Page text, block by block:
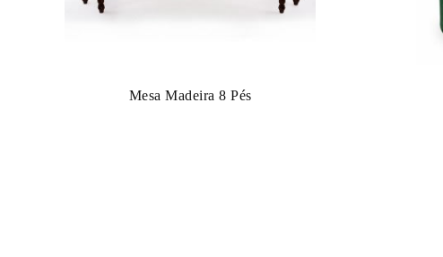
Mesa Madeira 8 Pés